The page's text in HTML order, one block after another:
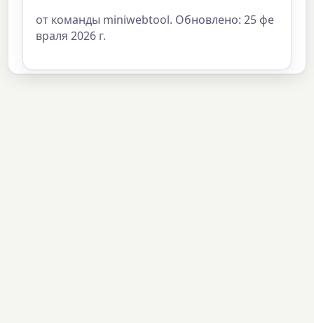
от команды miniwebtool. Обновлено: 25 фе
враля 2026 г.